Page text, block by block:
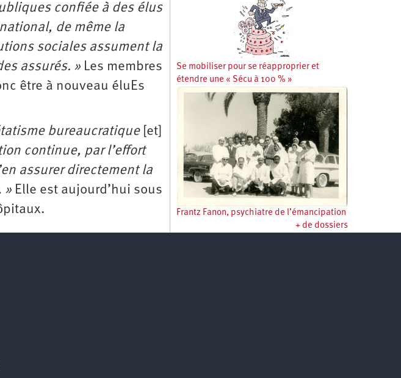
confiée à des élus
de même la
sociales assument la
assurés. » Les membres
être à nouveau éluEs
bureaucratique [et]
continue, par l’effort
assurer directement la
» Elle est aujourd’hui sous
Se mobiliser pour se réapproprier et
étendre une « Sécu à 100 % »
Frantz Fanon, psychiatre de l’émancipation
+ de dossiers